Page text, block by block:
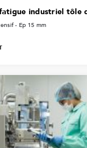
industriel tôle
- Ep 15 mm